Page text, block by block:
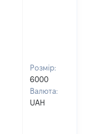
Розмір:
6000
Валюта:
UAH